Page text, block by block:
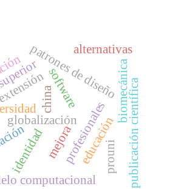
china
globalización
identidad
computacional
patrones de diseño
software publicación científica
profesionales
biomecánica
alternativas
mejoraeducación
prouni